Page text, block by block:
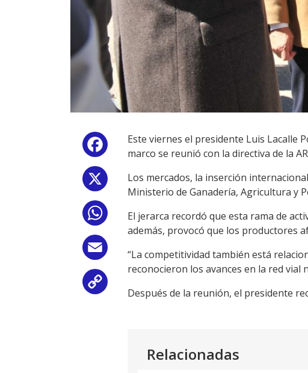
Facebook
WhatsApp
Email
Este viernes el presidente Luis Lacalle
marco se reunió con la directiva de la
Los mercados, la inserción
Ministerio de Ganadería, Agricultura y
El jerarca recordó que esta rama de
además, provocó que los productores
“La competitividad también está
reconocieron los avances en la red vial
Después de la reunión, el presidente
Relacionadas